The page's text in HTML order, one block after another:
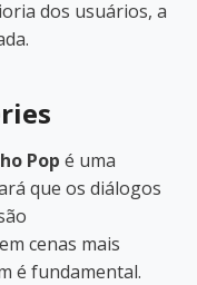
dos usuários, a
Pop é uma
que os diálogos
cenas mais
é fundamental.